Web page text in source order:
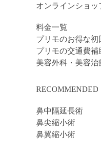
オンラインショッ
料金一覧
プリモのお得な初
プリモの交通費補
美容外科・美容
RECOMMENDED
鼻中隔延長術
鼻尖縮小術
鼻翼縮小術